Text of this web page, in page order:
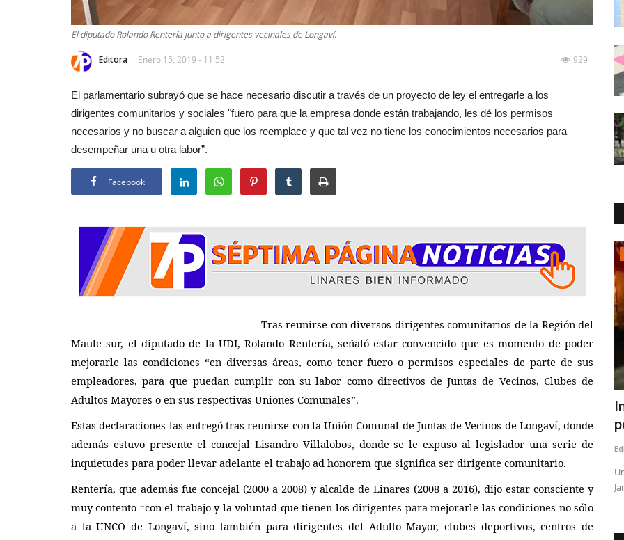
El diputado Rolando Rentería junto a dirigentes vecinales de Longaví.
Editora Enero 15, 2019 - 11:52 929
El parlamentario subrayó que se hace necesario discutir a través de un proyecto de ley el entregarle a los
dirigentes comunitarios y sociales "fuero para que la empresa donde están trabajando, les dé los permisos
necesarios y no buscar a alguien que los reemplace y que tal vez no tiene los conocimientos necesarios para
desempeñar una u otra labor”.
Facebook
Tras reunirse con diversos dirigentes comunitarios de la Región del
Maule sur, el diputado de la UDI, Rolando Rentería, señaló estar convencido que es momento de poder
mejorarle las condiciones “en diversas áreas, como tener fuero o permisos especiales de parte de sus
empleadores, para que puedan cumplir con su labor como directivos de Juntas de Vecinos, Clubes de
Adultos Mayores o en sus respectivas Uniones Comunales”.
Estas declaraciones las entregó tras reunirse con la Unión Comunal de Juntas de Vecinos de Longaví, donde
además estuvo presente el concejal Lisandro Villalobos, donde se le expuso al legislador una serie de
inquietudes para poder llevar adelante el trabajo ad honorem que significa ser dirigente comunitario.
Rentería, que además fue concejal (2000 a 2008) y alcalde de Linares (2008 a 2016), dijo estar consciente y
muy contento “con el trabajo y la voluntad que tienen los dirigentes para mejorarle las condiciones no sólo
a la UNCO de Longaví, sino también para dirigentes del Adulto Mayor, clubes deportivos, centros de
Policial
Linares: cinco personas lesionadas
leves y daños totales...
Editora Junio 26, 2026 902
Dos adultos y tres menores de edad debieron recibir
atención médica en el hospital...
Crónica
inicio regional de...
Editora Agosto 4, 2026 147
Estudiantes de Obstetricia y Puericultura, certificadas como
monitoras de lactancia...